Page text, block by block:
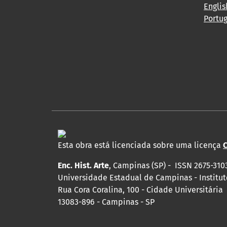
Esta obra está licenciada sobre uma licença
Enc. Hist. Arte, Campinas (SP) - ISSN 2675-
Universidade Estadual de Campinas -
Rua Cora Coralina, 100 - Cidade Universitária
13083-896 - Campinas - SP